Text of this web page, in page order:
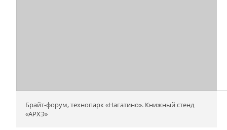
Брайт-форум, технопарк «Нагатино». Книжный стенд
«АРХЭ»